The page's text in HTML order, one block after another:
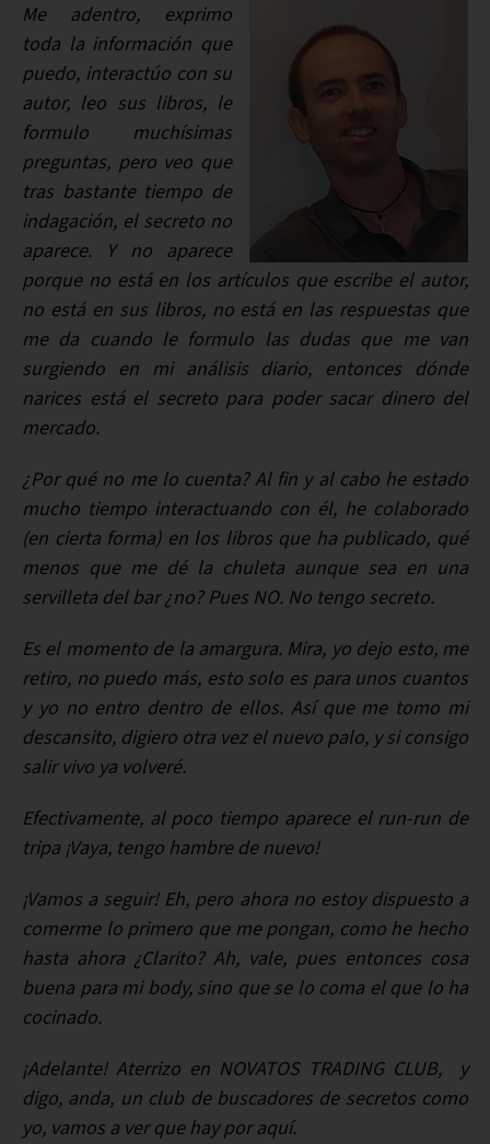
Me adentro, exprimo
toda la información que
puedo, interactúo con su
autor, leo sus libros, le
formulo muchísimas
preguntas, pero veo que
tras bastante tiempo de
indagación, el secreto no
aparece. Y no aparece
porque no está en los artículos que escribe el autor,
no está en sus libros, no está en las respuestas que
me da cuando le formulo las dudas que me van
surgiendo en mi análisis diario, entonces dónde
narices está el secreto para poder sacar dinero del
mercado.
¿Por qué no me lo cuenta? Al fin y al cabo he estado
mucho tiempo interactuando con él, he colaborado
(en cierta forma) en los libros que ha publicado, qué
menos que me dé la chuleta aunque sea en una
servilleta del bar ¿no? Pues NO. No tengo secreto.
Es el momento de la amargura. Mira, yo dejo esto, me
retiro, no puedo más, esto solo es para unos cuantos
y yo no entro dentro de ellos. Así que me tomo mi
descansito, digiero otra vez el nuevo palo, y si consigo
salir vivo ya volveré.
Efectivamente, al poco tiempo aparece el run-run de
tripa ¡Vaya, tengo hambre de nuevo!
¡Vamos a seguir! Eh, pero ahora no estoy dispuesto a
comerme lo primero que me pongan, como he hecho
hasta ahora ¿Clarito? Ah, vale, pues entonces cosa
buena para mi body, sino que se lo coma el que lo ha
cocinado.
¡Adelante! Aterrizo en NOVATOS TRADING CLUB, y
digo, anda, un club de buscadores de secretos como
yo, vamos a ver que hay por aquí.